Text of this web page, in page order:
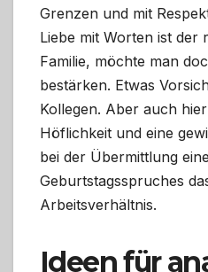
Grenzen und mit
Liebe mit Worten ist der
Familie, möchte man
bestärken. Etwas
Kollegen. Aber auch
Höflichkeit und eine
bei der Übermittlung
Geburtstagsspruches
Arbeitsverhältnis.
Ideen für